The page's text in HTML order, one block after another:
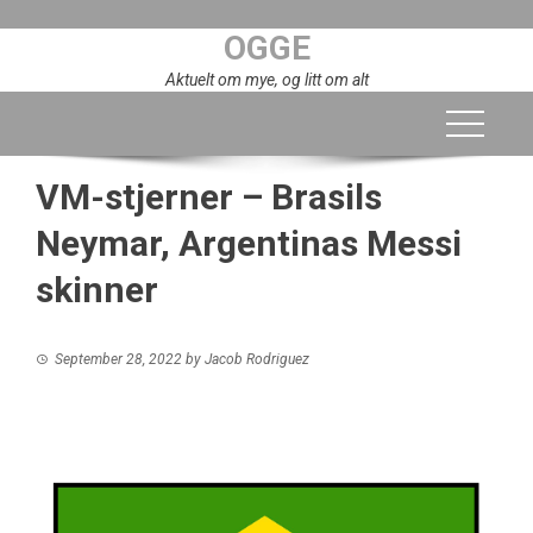
OGGE
Aktuelt om mye, og litt om alt
VM-stjerner – Brasils
Neymar, Argentinas Messi
skinner
September 28, 2022 by Jacob Rodriguez